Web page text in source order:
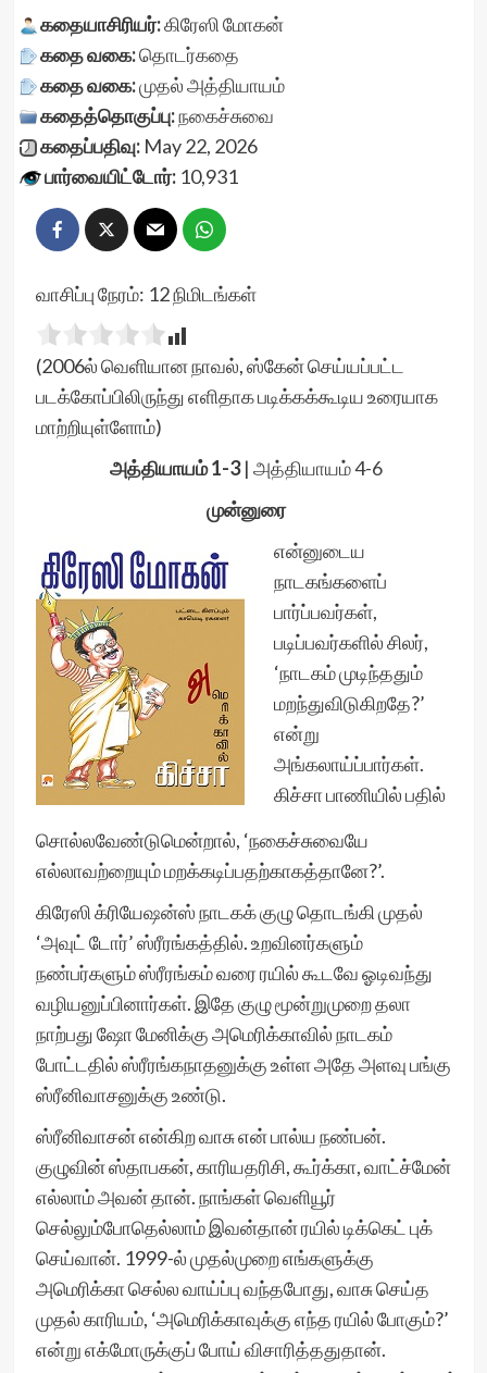
கதையாசிரியர்:கிரேஸி மோகன்
கதை வகை:தொடர்கதை
கதை வகை:முதல் அத்தியாயம்
கதைத்தொகுப்பு:நகைச்சுவை
கதைப்பதிவு:May 22, 2026
பார்வையிட்டோர்:10,931
வாசிப்பு நேரம்: 12நிமிடங்கள்
(2006ல் வெளியான நாவல், ஸ்கேன் செய்யப்பட்ட
படக்கோப்பிலிருந்து எளிதாக படிக்கக்கூடிய உரையாக
மாற்றியுள்ளோம்)
அத்தியாயம் 1-3| அத்தியாயம் 4-6
முன்னுரை
என்னுடைய
நாடகங்களைப்
பார்ப்பவர்கள்,
படிப்பவர்களில் சிலர்,
‘நாடகம் முடிந்ததும்
மறந்துவிடுகிறதே?’
என்று
அங்கலாய்ப்பார்கள்.
கிச்சா பாணியில் பதில்
சொல்லவேண்டுமென்றால், ‘நகைச்சுவையே
எல்லாவற்றையும் மறக்கடிப்பதற்காகத்தானே?’.
கிரேஸி க்ரியேஷன்ஸ் நாடகக் குழு தொடங்கி முதல்
‘அவுட் டோர்’ ஸ்ரீரங்கத்தில். உறவினர்களும்
நண்பர்களும் ஸ்ரீரங்கம் வரை ரயில் கூடவே ஓடிவந்து
வழியனுப்பினார்கள். இதே குழு மூன்றுமுறை தலா
நாற்பது ஷோ மேனிக்கு அமெரிக்காவில் நாடகம்
போட்டதில் ஸ்ரீரங்கநாதனுக்கு உள்ள அதே அளவு பங்கு
ஸ்ரீனிவாசனுக்கு உண்டு.
ஸ்ரீனிவாசன் என்கிற வாசு என் பால்ய நண்பன்.
குழுவின் ஸ்தாபகன், காரியதரிசி, கூர்க்கா, வாட்ச்மேன்
எல்லாம் அவன் தான். நாங்கள் வெளியூர்
செல்லும்போதெல்லாம் இவன்தான் ரயில் டிக்கெட் புக்
செய்வான். 1999-ல் முதல்முறை எங்களுக்கு
அமெரிக்கா செல்ல வாய்ப்பு வந்தபோது, வாசு செய்த
முதல் காரியம், ‘அமெரிக்காவுக்கு எந்த ரயில் போகும்?’
என்று எக்மோருக்குப் போய் விசாரித்ததுதான்.